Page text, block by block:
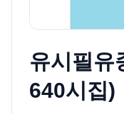
유시필유
640시집)